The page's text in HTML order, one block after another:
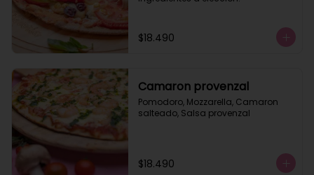
$18.490
Camaron provenzal
Pomodoro, Mozzarella, Camaron
salteado, Salsa provenzal
$18.490